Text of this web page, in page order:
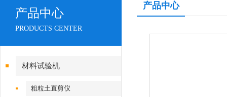
产品中心
PRODUCTS CENTER
材料试验机
粗粒土直剪仪
产品中心